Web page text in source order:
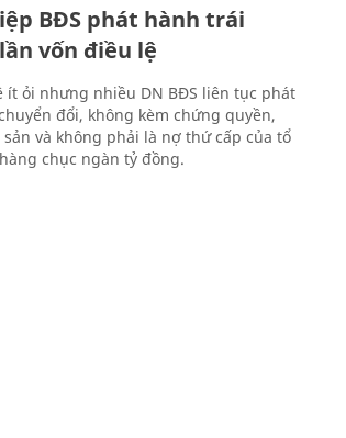
BĐS phát hành trái
vốn điều lệ
ít ỏi nhưng nhiều DN BĐS liên tục phát
đổi, không kèm chứng quyền,
và không phải là nợ thứ cấp của tổ
chục ngàn tỷ đồng.